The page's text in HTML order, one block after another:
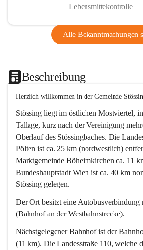
Lebensmittekontrolle
Alle Bekanntmachungen
Beschreibung
Herzlich willkommen in der Gemeinde
Stössing liegt im östlichen Mostviertel,
Tallage, kurz nach der Vereinigung
Oberlauf des Stössingbaches. Die
Pölten ist ca. 25 km (nordwestlich)
Marktgemeinde Böheimkirchen ca. 11
Bundeshauptstadt Wien ist ca. 40 km
Stössing gelegen.
Der Ort besitzt eine Autobusverbindung
(Bahnhof an der Westbahnstrecke).
Nächstgelegener Bahnhof ist der
(11 km). Die Landesstraße 110, welche